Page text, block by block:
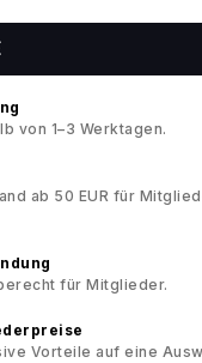
von 1–3 Werktagen.
ab 50 EUR für
für Mitglieder.
Vorteile auf eine